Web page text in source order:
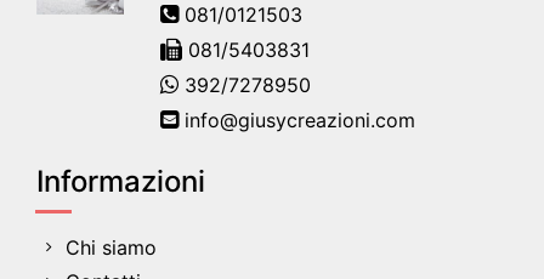
081/0121503
081/5403831
392/7278950
info@giusycreazioni.com
Informazioni
Chi siamo